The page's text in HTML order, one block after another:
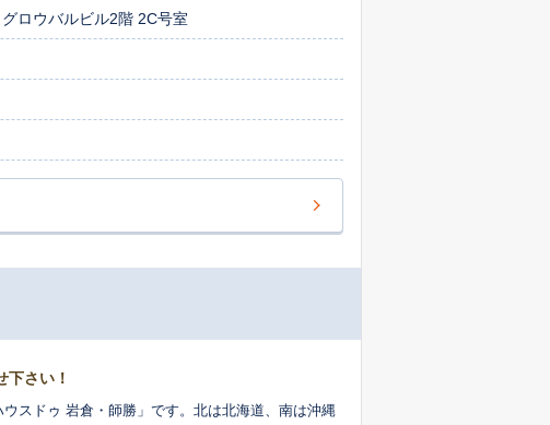
ロウバルビル2階 2C号室
下さい！
道、南は沖縄